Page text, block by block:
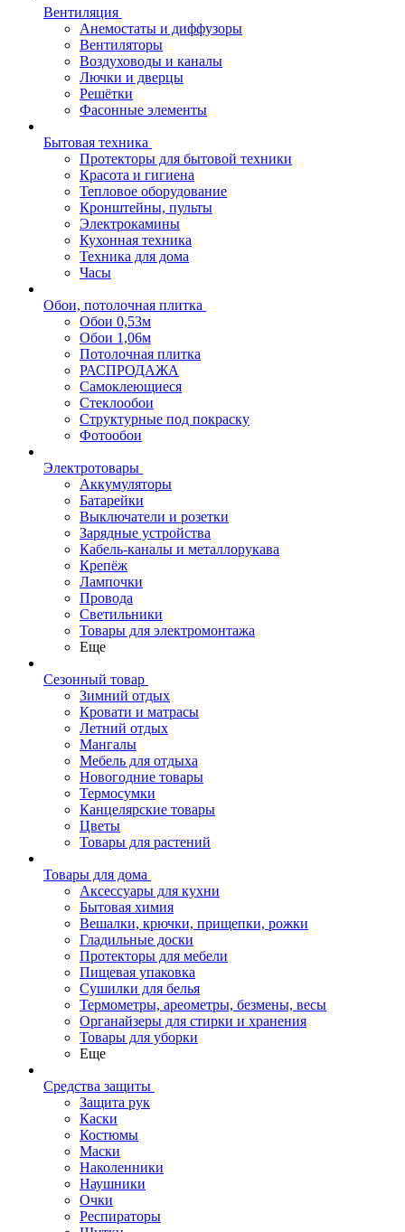
Вентиляция
Анемостаты и диффузоры
Вентиляторы
Воздуховоды и каналы
Лючки и дверцы
Решётки
Фасонные элементы
Бытовая техника
Протекторы для бытовой техники
Красота и гигиена
Тепловое оборудование
Кронштейны, пульты
Электрокамины
Кухонная техника
Техника для дома
Часы
Обои, потолочная плитка
Обои 0,53м
Обои 1,06м
Потолочная плитка
РАСПРОДАЖА
Самоклеющиеся
Стеклообои
Структурные под покраску
Фотообои
Электротовары
Аккумуляторы
Батарейки
Выключатели и розетки
Зарядные устройства
Кабель-каналы и металлорукава
Крепёж
Лампочки
Провода
Светильники
Товары для электромонтажа
Еще
Сезонный товар
Зимний отдых
Кровати и матрасы
Летний отдых
Мангалы
Мебель для отдыха
Новогодние товары
Термосумки
Канцелярские товары
Цветы
Товары для растений
Товары для дома
Аксессуары для кухни
Бытовая химия
Вешалки, крючки, прищепки, рожки
Гладильные доски
Протекторы для мебели
Пищевая упаковка
Сушилки для белья
Термометры, ареометры, безмены, весы
Органайзеры для стирки и хранения
Товары для уборки
Еще
Средства защиты
Защита рук
Каски
Костюмы
Маски
Наколенники
Наушники
Очки
Респираторы